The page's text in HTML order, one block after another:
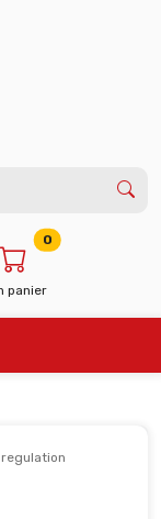
panier
0